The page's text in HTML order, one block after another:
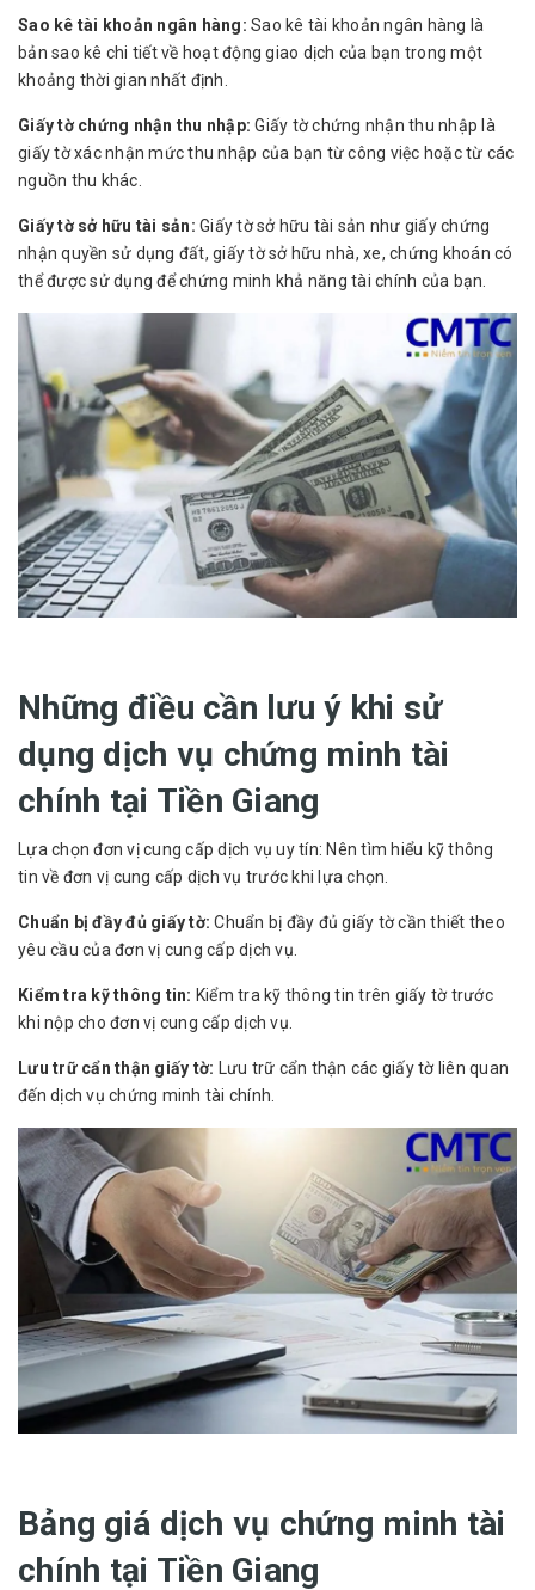
Sao kê tài khoản ngân hàng: Sao kê tài khoản ngân hàng là
bản sao kê chi tiết về hoạt động giao dịch của bạn trong một
khoảng thời gian nhất định.
Giấy tờ chứng nhận thu nhập:Giấy tờ chứng nhận thu nhập là
giấy tờ xác nhận mức thu nhập của bạn từ công việc hoặc từ các
nguồn thu khác.
Giấy tờ sở hữu tài sản: Giấy tờ sở hữu tài sản như giấy chứng
nhận quyền sử dụng đất, giấy tờ sở hữu nhà, xe, chứng khoán có
thể được sử dụng để chứng minh khả năng tài chính của bạn.
Những điều cần lưu ý khi sử
dụng dịch vụ chứng minh tài
chính tại Tiền Giang
Lựa chọn đơn vị cung cấp dịch vụ uy tín: Nên tìm hiểu kỹ thông
tin về đơn vị cung cấp dịch vụ trước khi lựa chọn.
Chuẩn bị đầy đủ giấy tờ: Chuẩn bị đầy đủ giấy tờ cần thiết theo
yêu cầu của đơn vị cung cấp dịch vụ.
Kiểm tra kỹ thông tin: Kiểm tra kỹ thông tin trên giấy tờ trước
khi nộp cho đơn vị cung cấp dịch vụ.
Lưu trữ cẩn thận giấy tờ: Lưu trữ cẩn thận các giấy tờ liên quan
đến dịch vụ chứng minh tài chính.
Bảng giá dịch vụ chứng minh tài
chính tại Tiền Giang